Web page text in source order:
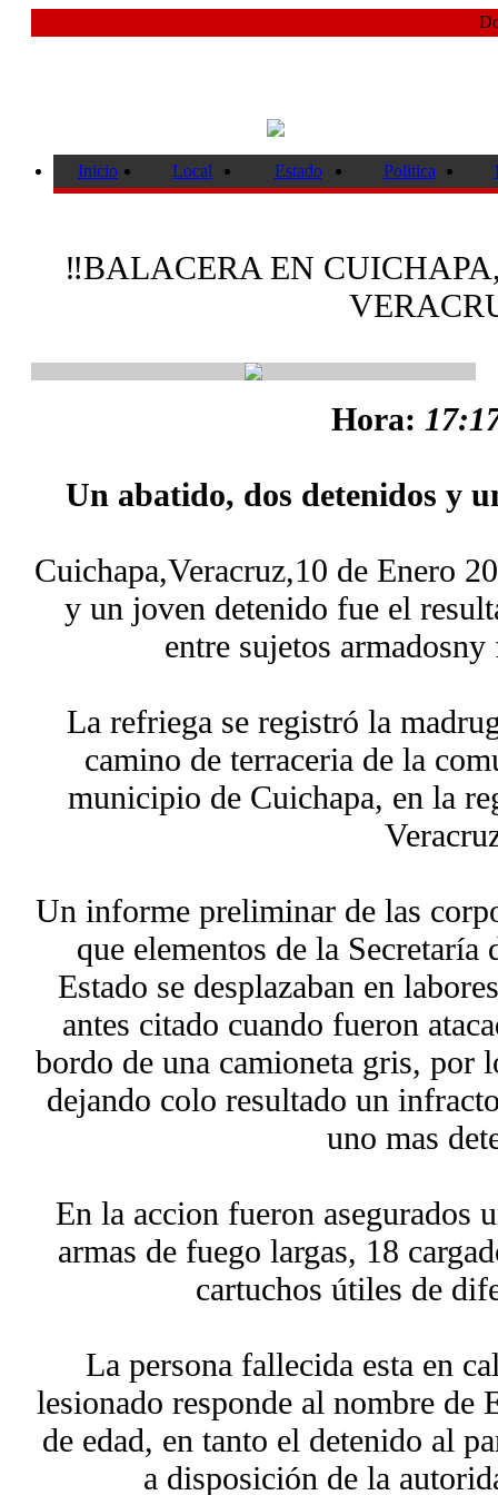
Inicio Local Estado Politica
‼️BALACERA EN
Hora:
Un abatido, dos detenidos y
Cuichapa,Veracruz,10 de Enero
y un joven detenido fue el
entre sujetos
La refriega se registró la
camino de terraceria de la
municipio de Cuichapa, en la
Un informe preliminar de las
que elementos de la
Estado se desplazaban en
antes citado cuando fueron
bordo de una camioneta gris, por
dejando colo resultado un
uno mas
En la accion fueron asegurados
armas de fuego largas, 18
cartuchos útiles de
La persona fallecida esta en
lesionado responde al nombre de
de edad, en tanto el detenido al
a disposición de la